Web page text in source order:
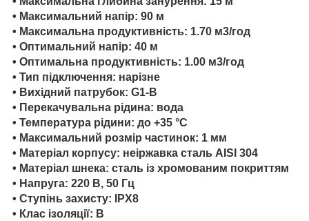
• Максимальний напір: 90 м
• Максимальна продуктивність: 1.70 м3/год
• Оптимальний напір: 40 м
• Оптимальна продуктивність: 1.00 м3/год
• Тип підключення: нарізне
• Вихідний патрубок: G1-B
• Перекачувальна рідина: вода
• Температура рідини: до +35 °C
• Максимальний розмір частинок: 1 мм
• Матеріал корпусу: неіржавка сталь AISI 304
• Матеріал шнека: сталь із хромованим покриттям
• Напруга: 220 В, 50 Гц
• Ступінь захисту: IPX8
• Клас ізоляції: B